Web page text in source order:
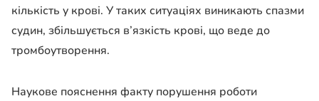
кількість у крові. У таких ситуаціях виникають спазми
судин, збільшується в’язкість крові, що веде до
тромбоутворення.
Наукове пояснення факту порушення роботи